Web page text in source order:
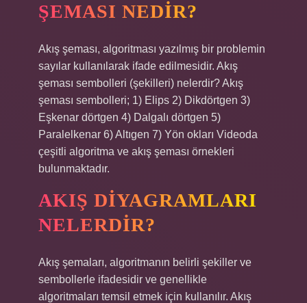
ŞEMASI NEDIR?
Akış şeması, algoritması yazılmış bir problemin
sayılar kullanılarak ifade edilmesidir. Akış
şeması sembolleri (şekilleri) nelerdir? Akış
şeması sembolleri; 1) Elips 2) Dikdörtgen 3)
Eşkenar dörtgen 4) Dalgalı dörtgen 5)
Paralelkenar 6) Altıgen 7) Yön okları Videoda
çeşitli algoritma ve akış şeması örnekleri
bulunmaktadır.
AKIŞ DIYAGRAMLARI
NELERDIR?
Akış şemaları, algoritmanın belirli şekiller ve
sembollerle ifadesidir ve genellikle
algoritmaları temsil etmek için kullanılır. Akış